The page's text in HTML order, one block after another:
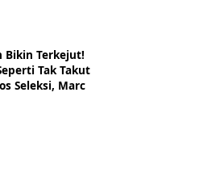
Bikin Terkejut!
Tak Takut
Seleksi, Marc